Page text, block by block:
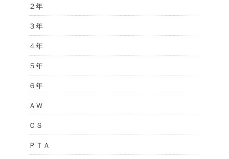
２年
３年
４年
５年
６年
ＡＷ
ＣＳ
ＰＴＡ